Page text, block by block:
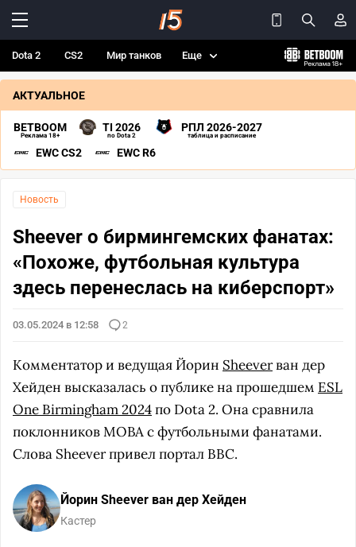
Dota 2 CS2 Мир танков Еще
АКТУАЛЬНОЕ
BETBOOM
Реклама 18+
TI 2026
по Dota 2
РПЛ 2026-2027
таблица и расписание
EWC CS2 EWC R6
Новость
Sheever о бирмингемских фанатах:
«Похоже, футбольная культура
здесь перенеслась на киберспорт»
03.05.2024 в 12:58 2
Комментатор и ведущая Йорин Sheeverван дер
Хейден высказалась о публике на прошедшем ESL
One Birmingham 2024по Dota 2. Она сравнила
поклонников MOBA с футбольными фанатами.
Слова Sheever привел портал BBC.
Йорин Sheever ван дер Хейден
Кастер